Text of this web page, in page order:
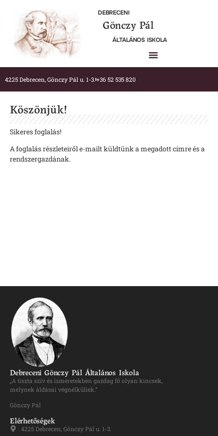
DEBRECENI
Gönczy Pál
ÁLTALÁNOS ISKOLA
4225 Debrecen, Gönczy Pál u. 1-3.+36 52 535 820
Köszönjük!
Sikeres foglalás!
A foglalás részleteiről e-mailt küldtünk a megadott címre és a
rendszergazdának.
Debreceni Gönczy Pál Általános Iskola
„A tiszta szív és ismeretekben gazdag fő olyan kincsek,
melynek áldásai végnélküliek.”
Gönczy Pál
Elérhetőségek
4225 Debrecen, Gönczy Pál u. 1-3.